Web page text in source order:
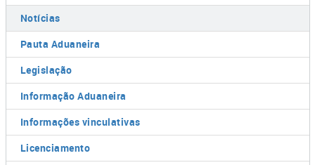
Notícias
Pauta Aduaneira
Legislação
Informação Aduaneira
Informações vinculativas
Licenciamento